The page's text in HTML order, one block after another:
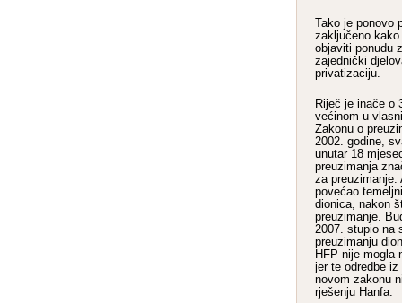
Tako je ponovo
zaključeno kako
objaviti ponudu
zajednički
privatizaciju.
Riječ je inače o
većinom u
Zakonu o
2002. godine,
unutar 18
preuzimanja
za preuzimanje.
povećao
dionica, nakon
preuzimanje.
2007. stupio na
preuzimanju
HFP nije mogla
jer te odredbe
novom zakonu
rješenju Hanfa.